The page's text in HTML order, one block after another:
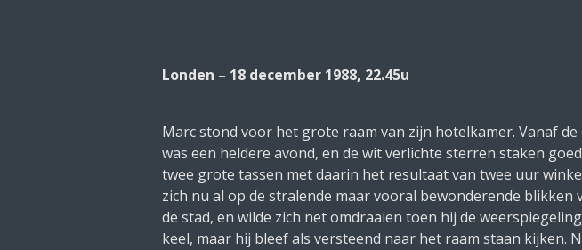
Londen – 18 december 1988, 22.45u
Marc stond voor het grote raam van zijn hotelkamer. Vanaf
was een heldere avond, en de wit verlichte sterren staken
twee grote tassen met daarin het resultaat van twee uur
zich nu al op de stralende maar vooral bewonderende
de stad, en wilde zich net omdraaien toen hij de
keel, maar hij bleef als versteend naar het raam staan kijken.